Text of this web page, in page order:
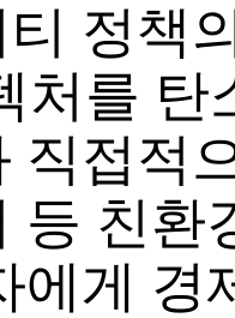
정책
처를
직접적
등 친환
에게 경